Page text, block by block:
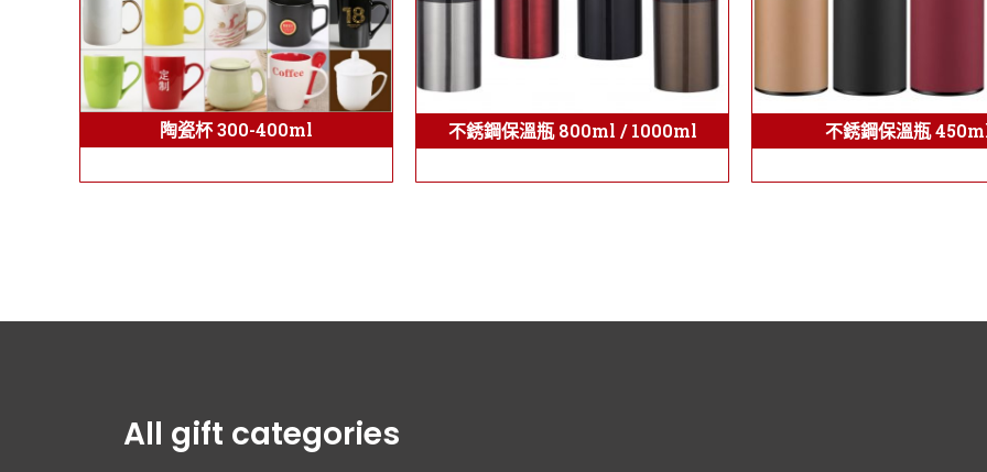
陶瓷杯 300-400ml 不銹鋼保溫瓶 800ml / 1000ml 不銹鋼保溫瓶
All gift categories